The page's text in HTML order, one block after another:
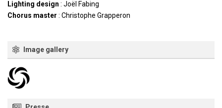
Lighting design : Joël Fabing
Chorus master : Christophe Grapperon
Image gallery